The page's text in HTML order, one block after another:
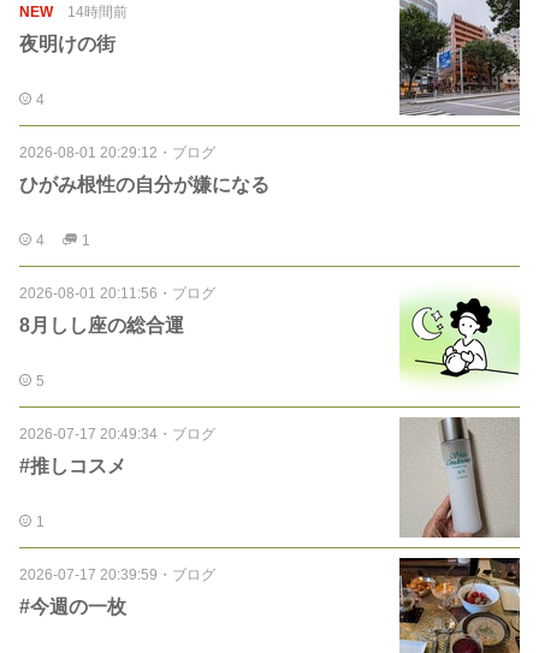
NEW 14時間前
夜明けの街
4
2026-08-01 20:29:12 ・ ブログ
ひがみ根性の自分が嫌になる
4 1
2026-08-01 20:11:56 ・ ブログ
8月しし座の総合運
5
2026-07-17 20:49:34 ・ ブログ
#推しコスメ
1
2026-07-17 20:39:59 ・ ブログ
#今週の一枚